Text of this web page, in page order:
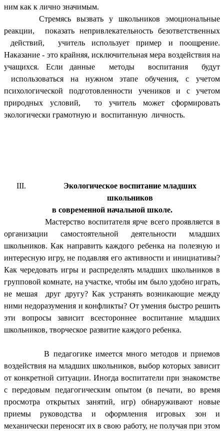
ним как к лично значимым.
Стремясь вызвать у школьников эмоциональные
реакции, показать непривлекательность безответственных
действий, учитель использует пример и поощрение.
Наказание - это крайняя, исключительная мера воздействия на
учащихся. Если данные методы воспитания будут
использоваться на нужном этапе обучения, с учетом
психологической подготовленности учеников и с учетом
природных условий, то учитель может сформировать
экологически грамотную и воспитанную личность.
Экологическое воспитание младших
школьников
в современной начальной школе.
Мастерство воспитателя ярче всего проявляется в
организации самостоятельной деятельности младших
школьников. Как направить каждого ребенка на полезную и
интересную игру, не подавляя его активности и инициативы?
Как чередовать игры и распределять младших школьников в
групповой комнате, на участке, чтобы им было удобно играть,
не мешая друг другу? Как устранять возникающие между
ними недоразумения и конфликты? От умения быстро решить
эти вопросы зависит всестороннее воспитание младших
школьников, творческое развитие каждого ребенка.
В педагогике имеется много методов и приемов
воздействия на младших школьников, выбор которых зависит
от конкретной ситуации. Иногда воспитатели при знакомстве
с передовым педагогическим опытом (в печати, во время
просмотра открытых занятий, игр) обнаруживают новые
приемы руководства и оформления игровых зон и
механически переносят их в свою работу, не получая при этом